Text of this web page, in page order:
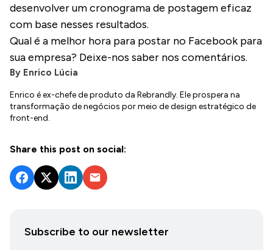
By Enrico Lúcia
Enrico é ex-chefe de produto da Rebrandly. Ele prospera na
transformação de negócios por meio de design estratégico de
front-end.
Share this post on social:
Subscribe to our newsletter
desenvolver um cronograma de postagem eficaz
com base nesses resultados.
Qual é a melhor hora para postar no Facebook para
sua empresa? Deixe-nos saber nos comentários.